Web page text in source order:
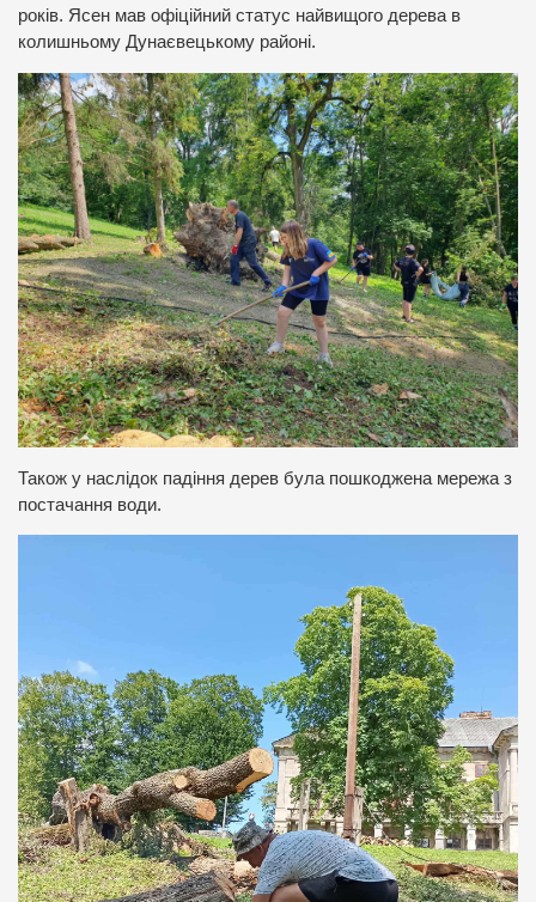
років. Ясен мав офіційний статус найвищого дерева в
колишньому Дунаєвецькому районі.
Також у наслідок падіння дерев була пошкоджена мережа з
постачання води.